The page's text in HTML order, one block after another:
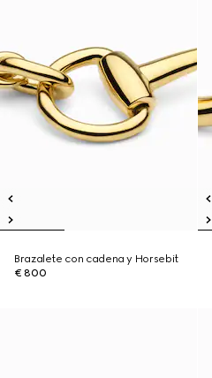
Brazalete con cadena y Horsebit
€ 800